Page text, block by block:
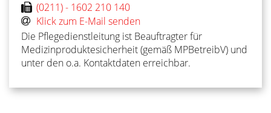
(0211) - 1602 210 140
Klick zum E-Mail senden
Die Pflegedienstleitung ist Beauftragter für
Medizinproduktesicherheit (gemäß MPBetreibV) und
unter den o.a. Kontaktdaten erreichbar.